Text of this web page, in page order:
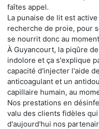
faîtes appel.
La punaise de lit est
recherche de proie, pour
se nourrit donc au
À Guyancourt, la piqûre
indolore et ça s'explique
capacité d'injecter l'aide
anticoagulant et un
capillaire humain, au
Nos prestations en
valu des clients fidèles
d'aujourd'hui nos